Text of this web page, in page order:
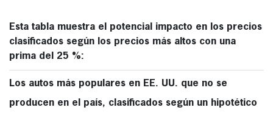
Esta tabla muestra el potencial impacto en los precios
clasificados según los precios más altos con una
prima del 25 %:
Los autos más populares en EE. UU. que no se
producen en el país, clasificados según un hipotético